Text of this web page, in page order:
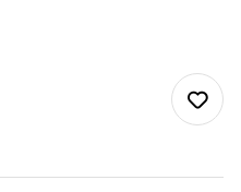
supplementen/